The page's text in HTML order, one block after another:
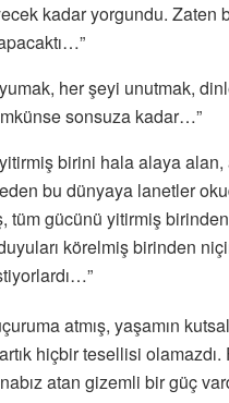
kadar yorgundu. Zaten
her şeyi unutmak,
sonsuza kadar…”
birini hala alaya alan,
bu dünyaya lanetler
tüm gücünü yitirmiş
körelmiş birinden
atmış, yaşamın
artık hiçbir tesellisi
atan gizemli bir güç